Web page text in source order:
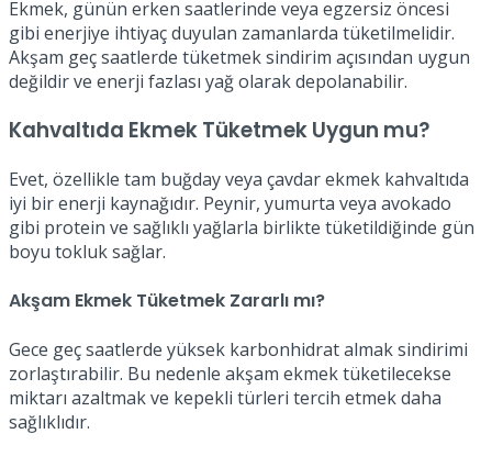
Ekmek, günün erken saatlerinde veya egzersiz öncesi
gibi enerjiye ihtiyaç duyulan zamanlarda tüketilmelidir.
Akşam geç saatlerde tüketmek sindirim açısından uygun
değildir ve enerji fazlası yağ olarak depolanabilir.
Kahvaltıda Ekmek Tüketmek Uygun mu?
Evet, özellikle tam buğday veya çavdar ekmek kahvaltıda
iyi bir enerji kaynağıdır. Peynir, yumurta veya avokado
gibi protein ve sağlıklı yağlarla birlikte tüketildiğinde gün
boyu tokluk sağlar.
Akşam Ekmek Tüketmek Zararlı mı?
Gece geç saatlerde yüksek karbonhidrat almak sindirimi
zorlaştırabilir. Bu nedenle akşam ekmek tüketilecekse
miktarı azaltmak ve kepekli türleri tercih etmek daha
sağlıklıdır.